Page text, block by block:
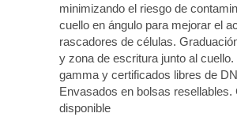
minimizando el riesgo de
cuello en ángulo para mejorar el
rascadores de células.
y zona de escritura junto al
gamma y certificados libres de
Envasados en bolsas
disponible